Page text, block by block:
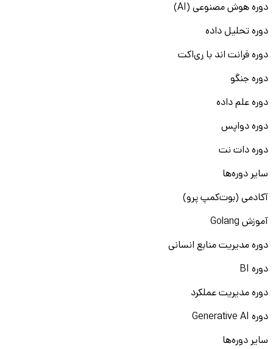
دوره هوش مصنوعی (AI)
دوره تحلیل داده
دوره فرانت اند با ری‌اکت
دوره جنگو
دوره علم داده
دوره دواپس
دوره دات نت
سایر دوره‌ها
آکادمی (بوت‌کمپ پرو)
آموزش Golang
دوره مدیریت منابع انسانی
دوره BI
دوره مدیریت عملکرد
دوره Generative AI
سایر دوره‌ها